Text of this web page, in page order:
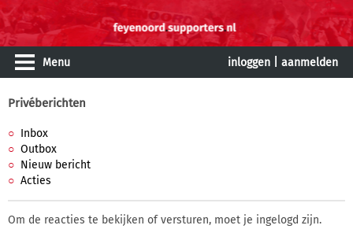
Menu inloggen aanmelden
Privéberichten
Inbox
Outbox
Nieuw bericht
Acties
Om de reacties te bekijken of versturen, moet je ingelogd zijn.